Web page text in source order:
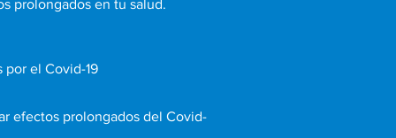
prolongados en tu salud.
por el Covid-19
efectos prolongados del Covid-